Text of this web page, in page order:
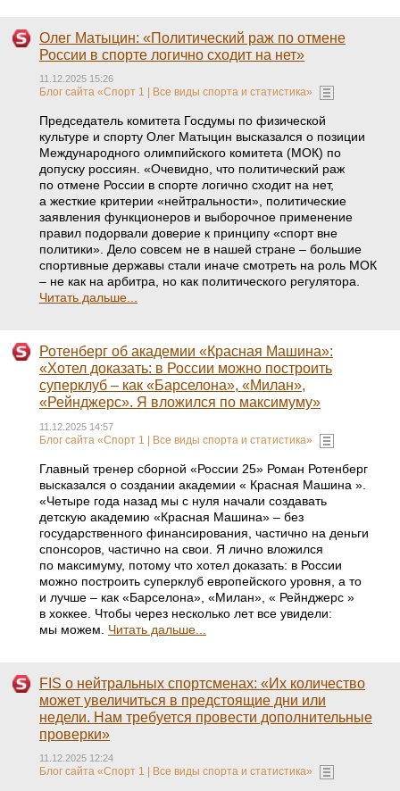
Олег Матыцин: «Политический раж по отмене
России в спорте логично сходит на нет»
11.12.2025 15:26
Блог сайта «Спорт 1 | Все виды спорта и статистика»
Председатель комитета Госдумы по физической
культуре и спорту Олег Матыцин высказался о позиции
Международного олимпийского комитета (МОК) по
допуску россиян. «Очевидно, что политический раж
по отмене России в спорте логично сходит на нет,
а жесткие критерии «нейтральности», политические
заявления функционеров и выборочное применение
правил подорвали доверие к принципу «спорт вне
политики». Дело совсем не в нашей стране – большие
спортивные державы стали иначе смотреть на роль МОК
– не как на арбитра, но как политического регулятора.
Читать дальше...
Ротенберг об академии «Красная Машина»:
«Хотел доказать: в России можно построить
суперклуб – как «Барселона», «Милан»,
«Рейнджерс». Я вложился по максимуму»
11.12.2025 14:57
Блог сайта «Спорт 1 | Все виды спорта и статистика»
Главный тренер сборной «России 25» Роман Ротенберг
высказался о создании академии « Красная Машина ».
«Четыре года назад мы с нуля начали создавать
детскую академию «Красная Машина» – без
государственного финансирования, частично на деньги
спонсоров, частично на свои. Я лично вложился
по максимуму, потому что хотел доказать: в России
можно построить суперклуб европейского уровня, а то
и лучше – как «Барселона», «Милан», « Рейнджерс »
в хоккее. Чтобы через несколько лет все увидели:
мы можем. Читать дальше...
FIS о нейтральных спортсменах: «Их количество
может увеличиться в предстоящие дни или
недели. Нам требуется провести дополнительные
проверки»
11.12.2025 12:24
Блог сайта «Спорт 1 | Все виды спорта и статистика»